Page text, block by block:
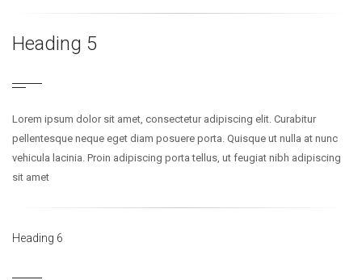
Heading 5
Lorem ipsum dolor sit amet, consectetur adipiscing elit. Curabitur
pellentesque neque eget diam posuere porta. Quisque ut nulla at nunc
vehicula lacinia. Proin adipiscing porta tellus, ut feugiat nibh adipiscing
sit amet
Heading 6